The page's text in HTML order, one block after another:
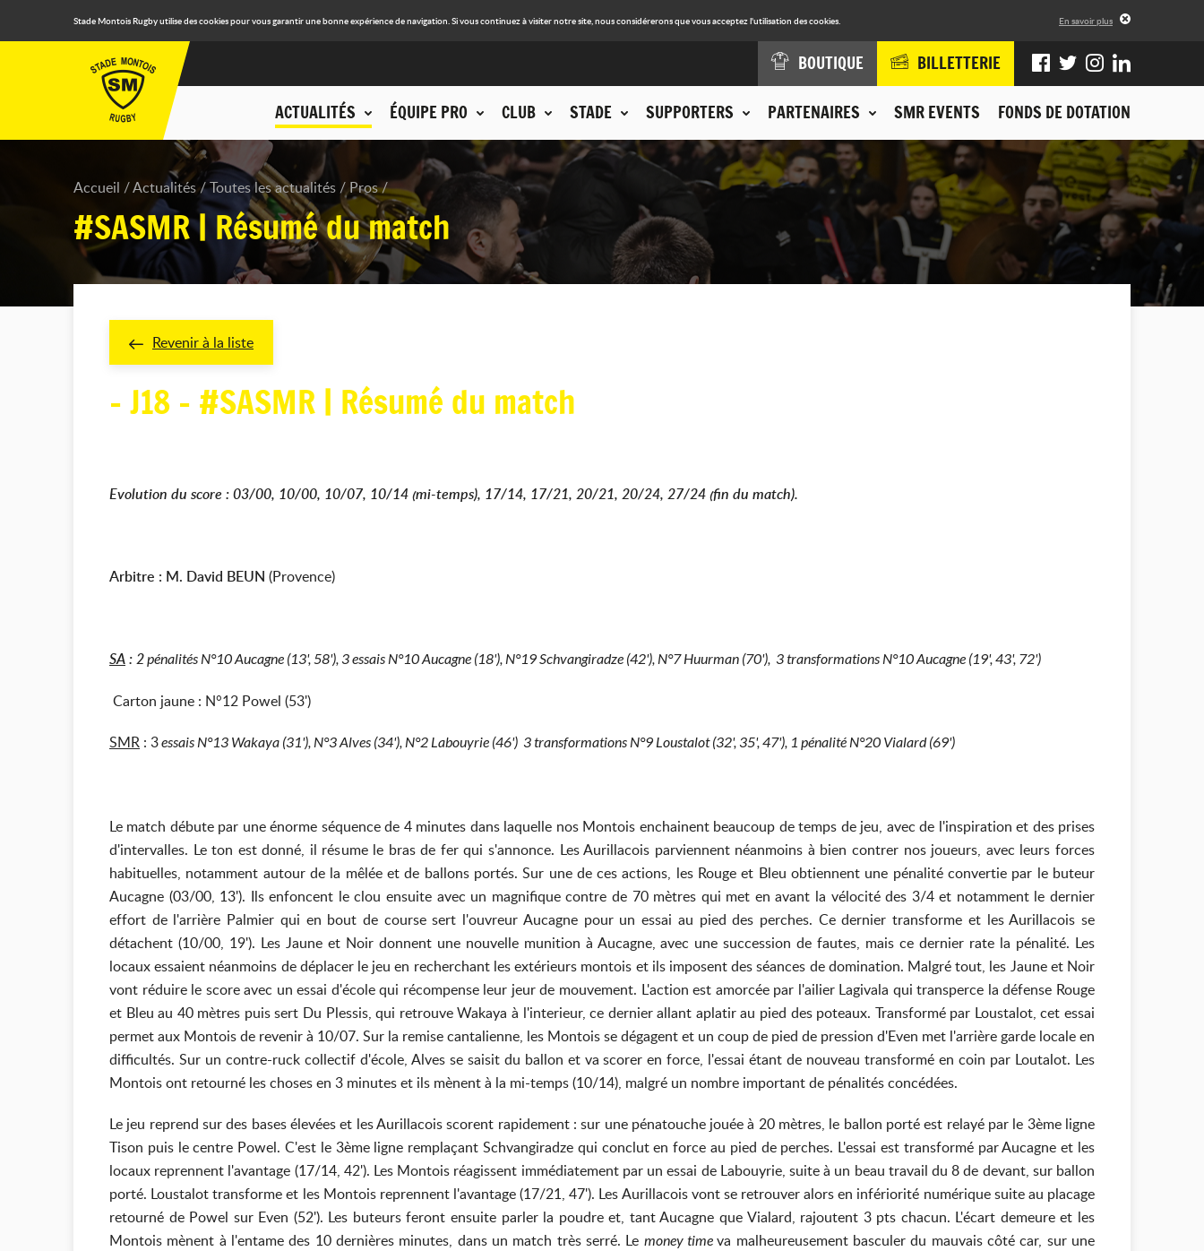
Stade Montois Rugby utilise des cookies pour vous garantir une bonne expérience de navigation. Si vous continuez à visiter notre site, nous considérerons que vous acceptez l'utilisation des cookies. En savoir plus
ACTUALITÉS ÉQUIPE PRO CLUB STADE SUPPORTERS PARTENAIRES SMR EVENTS FONDS DE DOTATION
BOUTIQUE BILLETTERIE
Accueil Actualités Toutes les actualités Pros
#SASMR | Résumé du match
Revenir à la liste
- J18 - #SASMR | Résumé du match
Evolution du score : 03/00, 10/00, 10/07, 10/14 (mi-temps), 17/14, 17/21, 20/21, 20/24, 27/24 (fin du match).
Arbitre : M. David BEUN (Provence)
SA: 2pénalités N°10 Aucagne (13', 58'), 3 essais N°10 Aucagne (18'), N°19 Schvangiradze (42'), N°7 Huurman (70'), 3 transformations N°10 Aucagne (19', 43', 72')
Carton jaune : N°12 Powel (53')
SMR : 3essais N°13 Wakaya (31'), N°3 Alves (34'), N°2 Labouyrie (46') 3 transformations N°9 Loustalot (32', 35', 47'), 1 pénalité N°20 Vialard (69')
Le match débute par une énorme séquence de 4 minutes dans laquelle nos Montois enchainent beaucoup de temps de jeu, avec de l'inspiration et des prises
d'intervalles. Le ton est donné, il résume le bras de fer qui s'annonce. Les Aurillacois parviennent néanmoins à bien contrer nos joueurs, avec leurs forces
habituelles, notamment autour de la mêlée et de ballons portés. Sur une de ces actions, les Rouge et Bleu obtiennent une pénalité convertie par le buteur
Aucagne (03/00, 13'). Ils enfoncent le clou ensuite avec un magnifique contre de 70 mètres qui met en avant la vélocité des 3/4 et notamment le dernier
effort de l'arrière Palmier qui en bout de course sert l'ouvreur Aucagne pour un essai au pied des perches. Ce dernier transforme et les Aurillacois se
détachent (10/00, 19'). Les Jaune et Noir donnent une nouvelle munition à Aucagne, avec une succession de fautes, mais ce dernier rate la pénalité. Les
locaux essaient néanmoins de déplacer le jeu en recherchant les extérieurs montois et ils imposent des séances de domination. Malgré tout, les Jaune et Noir
vont réduire le score avec un essai d'école qui récompense leur jeur de mouvement. L'action est amorcée par l'ailier Lagivala qui transperce la défense Rouge
et Bleu au 40 mètres puis sert Du Plessis, qui retrouve Wakaya à l'interieur, ce dernier allant aplatir au pied des poteaux. Transformé par Loustalot, cet essai
permet aux Montois de revenir à 10/07. Sur la remise cantalienne, les Montois se dégagent et un coup de pied de pression d'Even met l'arrière garde locale en
difficultés. Sur un contre-ruck collectif d'école, Alves se saisit du ballon et va scorer en force, l'essai étant de nouveau transformé en coin par Loutalot. Les
Montois ont retourné les choses en 3 minutes et ils mènent à la mi-temps (10/14), malgré un nombre important de pénalités concédées.
Le jeu reprend sur des bases élevées et les Aurillacois scorent rapidement : sur une pénatouche jouée à 20 mètres, le ballon porté est relayé par le 3ème ligne
Tison puis le centre Powel. C'est le 3ème ligne remplaçant Schvangiradze qui conclut en force au pied de perches. L'essai est transformé par Aucagne et les
locaux reprennent l'avantage (17/14, 42'). Les Montois réagissent immédiatement par un essai de Labouyrie, suite à un beau travail du 8 de devant, sur ballon
porté. Loustalot transforme et les Montois reprennent l'avantage (17/21, 47'). Les Aurillacois vont se retrouver alors en infériorité numérique suite au placage
retourné de Powel sur Even (52'). Les buteurs feront ensuite parler la poudre et, tant Aucagne que Vialard, rajoutent 3 pts chacun. L'écart demeure et les
Montois mènent à l'entame des 10 dernières minutes, dans un match très serré. Le money timeva malheureusement basculer du mauvais côté car, sur une